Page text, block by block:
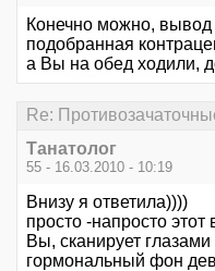
Конечно можно,
подобранная
а Вы на обед ходили,
Re:
Танатолог
55 - 16.03.2010 - 10:19
Внизу я ответила))))
просто -напросто
Вы, сканирует глазами
гормональный фон